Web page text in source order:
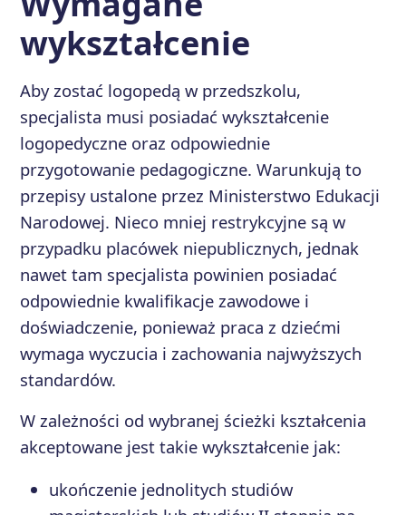
wykształcenie
Aby zostać logopedą w przedszkolu,
specjalista musi posiadać wykształcenie
logopedyczne oraz odpowiednie
przygotowanie pedagogiczne. Warunkują to
przepisy ustalone przez Ministerstwo Edukacji
Narodowej. Nieco mniej restrykcyjne są w
przypadku placówek niepublicznych, jednak
nawet tam specjalista powinien posiadać
odpowiednie kwalifikacje zawodowe i
doświadczenie, ponieważ praca z dziećmi
wymaga wyczucia i zachowania najwyższych
standardów.
W zależności od wybranej ścieżki kształcenia
akceptowane jest takie wykształcenie jak:
ukończenie jednolitych studiów